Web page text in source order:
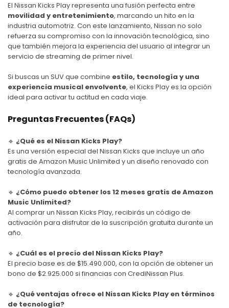
El Nissan Kicks Playrepresenta una fusión perfecta entre
movilidad y entretenimiento, marcando un hito en la
industria automotriz. Con este lanzamiento, Nissan no solo
refuerza su compromiso con la innovación tecnológica, sino
que también mejora la experiencia del usuario al integrar un
servicio de streaming de primer nivel.
Si buscas un SUV que combine estilo, tecnología y una
experiencia musical envolvente, el Kicks Playes la opción
ideal para activar tu actitud en cada viaje.
Preguntas Frecuentes (FAQs)
🔹 ¿Qué es el Nissan Kicks Play?
Es una versión especial del Nissan Kicks que incluye un año
gratis de Amazon Music Unlimited y un diseño renovado con
tecnología avanzada.
🔹 ¿Cómo puedo obtener los 12 meses gratis de Amazon
Music Unlimited?
Al comprar un Nissan Kicks Play, recibirás un código de
activación para disfrutar de la suscripción gratuita durante un
año.
🔹 ¿Cuál es el precio del Nissan Kicks Play?
El precio base es de $15.490.000, con la opción de obtener un
bono de $2.925.000 si financias con CrediNissan Plus.
🔹 ¿Qué ventajas ofrece el Nissan Kicks Play en términos
de tecnología?